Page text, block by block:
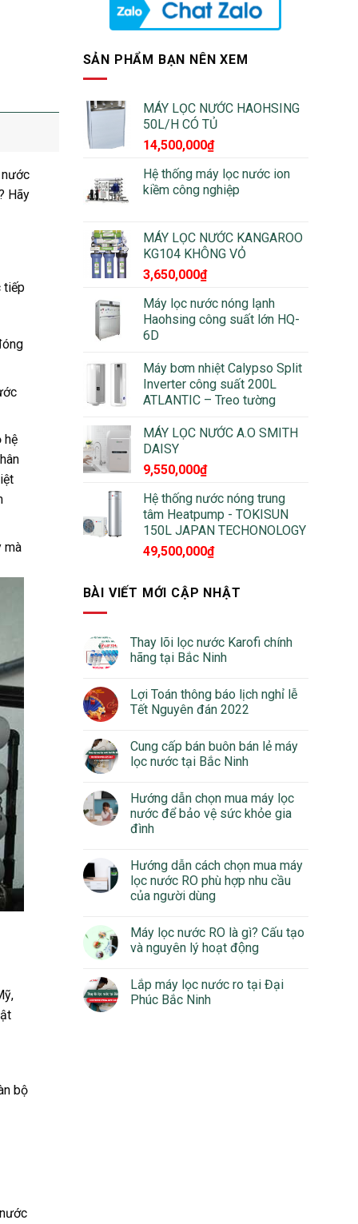
Hãy
tiếp
hệ
mà
bộ
SẢN PHẨM BẠN NÊN XEM
MÁY LỌC NƯỚC HAOHSING
50L/H CÓ TỦ
14,500,000₫
Hệ thống máy lọc nước ion
kiềm công nghiệp
MÁY LỌC NƯỚC KANGAROO
KG104 KHÔNG VỎ
3,650,000₫
Máy lọc nước nóng lạnh
Haohsing công suất lớn HQ-
6D
Máy bơm nhiệt Calypso Split
Inverter công suất 200L
ATLANTIC – Treo tường
MÁY LỌC NƯỚC A.O SMITH
DAISY
9,550,000₫
Hệ thống nước nóng trung
tâm Heatpump - TOKISUN
150L JAPAN TECHONOLOGY
49,500,000₫
BÀI VIẾT MỚI CẬP NHẬT
Thay lõi lọc nước Karofi chính
hãng tại Bắc Ninh
Lợi Toán thông báo lịch nghỉ lễ
Tết Nguyên đán 2022
Cung cấp bán buôn bán lẻ máy
lọc nước tại Bắc Ninh
Hướng dẫn chọn mua máy lọc
nước để bảo vệ sức khỏe gia
đình
Hướng dẫn cách chọn mua máy
lọc nước RO phù hợp nhu cầu
của người dùng
Máy lọc nước RO là gì? Cấu tạo
và nguyên lý hoạt động
Lắp máy lọc nước ro tại Đại
Phúc Bắc Ninh